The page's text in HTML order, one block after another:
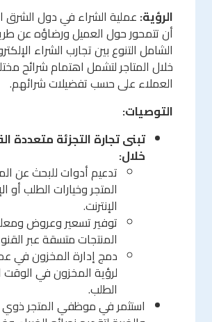
الرؤية: عملية الشراء في دول
أن تتمحور حول العميل ورضاؤه عن
الشامل التنوع بين تجارب الشراء
خلال المتاجر لتشمل اهتمام شرائح
العملاء على حسب تفضيلات شرائهم.
التوصيات:
تبنى تجارة التجزئة متعددة
خلال:
تدعيم أدوات للبحث عن
المتجر وخيارات الطلب أو
الإنترنت.
توفير تسعير وعروض
المنتجات متسقة عبر
دمج إدارة المخزون في
لرؤية المخزون في الوقت
الطلب.
استثمر في موظفي المتجر ذوي